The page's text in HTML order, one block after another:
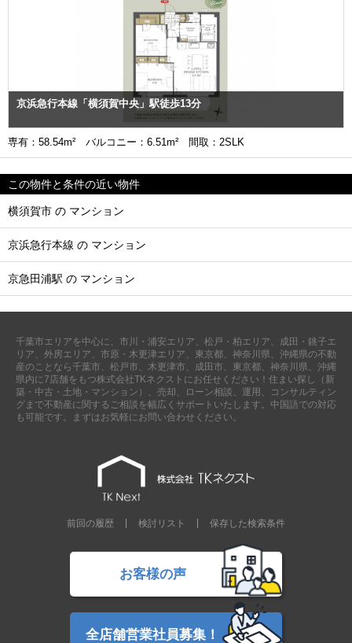
京浜急行本線「横須賀中央」駅徒歩13分
専有：58.54m² バルコニー：6.51m² 間取：2SLK
この物件と条件の近い物件
横須賀市 の マンション
京浜急行本線 の マンション
京急田浦駅 の マンション
千葉市エリアを中心に、市川・浦安エリア、松戸・柏エリア、成田・銚子エ
リア、外房エリア、市原・木更津エリア、東京都、神奈川県、沖縄県の不動
産のことなら千葉市、松戸市、木更津市、成田市、東京都、神奈川県、沖縄
県内に7店舗をもつ株式会社TKネクストにお任せください！住まい探し（新
築・中古・土地・マンション）、売却、ローン相談、運用、コンサルティン
グまで不動産に関するご相談を幅広くサポートいたします。中国語での対応
も可能です。まずはお気軽にお問い合わせください。
前回の履歴 検討リスト 保存した検索条件
お客様の声
全店舗営業社員募集！